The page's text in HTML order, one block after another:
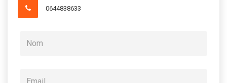
0644838633